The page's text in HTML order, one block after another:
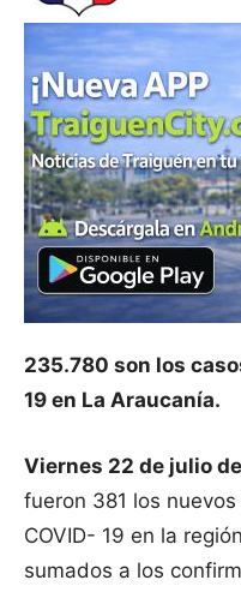
235.780 son los
19 en La Araucanía.
Viernes 22 de julio
fueron 381 los
COVID- 19 en la
sumados a los